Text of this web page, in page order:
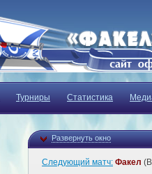
Турниры Статистика
Развернуть окно
Следующий матч: Факел